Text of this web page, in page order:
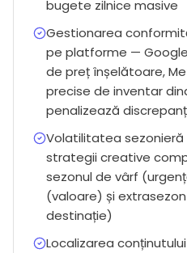
bugete zilnice masive
Gestionarea
pe platforme —
de preț înșelătoare,
precise de inventar
penalizează
Volatilitatea
strategii creative
sezonul de vârf
(valoare) și
destinație)
Localizarea